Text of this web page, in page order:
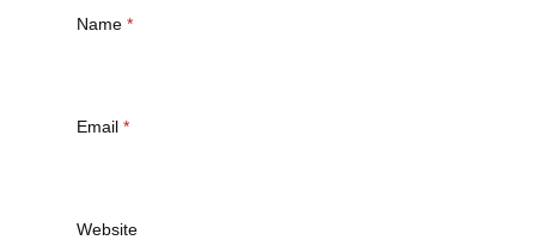
Name *
Email *
Website